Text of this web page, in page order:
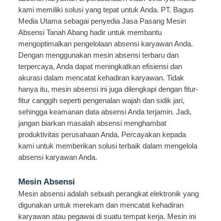
kami memiliki solusi yang tepat untuk Anda. PT. Bagus
Media Utama sebagai penyedia Jasa Pasang Mesin
Absensi Tanah Abang hadir untuk membantu
mengoptimalkan pengelolaan absensi karyawan Anda.
Dengan menggunakan mesin absensi terbaru dan
terpercaya, Anda dapat meningkatkan efisiensi dan
akurasi dalam mencatat kehadiran karyawan. Tidak
hanya itu, mesin absensi ini juga dilengkapi dengan fitur-
fitur canggih seperti pengenalan wajah dan sidik jari,
sehingga keamanan data absensi Anda terjamin. Jadi,
jangan biarkan masalah absensi menghambat
produktivitas perusahaan Anda. Percayakan kepada
kami untuk memberikan solusi terbaik dalam mengelola
absensi karyawan Anda.
Mesin Absensi
Mesin absensi adalah sebuah perangkat elektronik yang
digunakan untuk merekam dan mencatat kehadiran
karyawan atau pegawai di suatu tempat kerja. Mesin ini